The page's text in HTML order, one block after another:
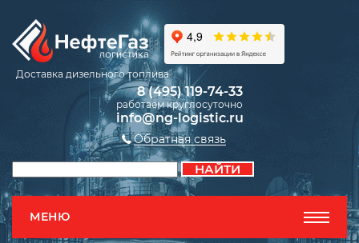
Доставка дизельного топлива
8 (495) 119-74-33
работаем круглосуточно
info@ng-logistic.ru
Обратная связь
МЕНЮ